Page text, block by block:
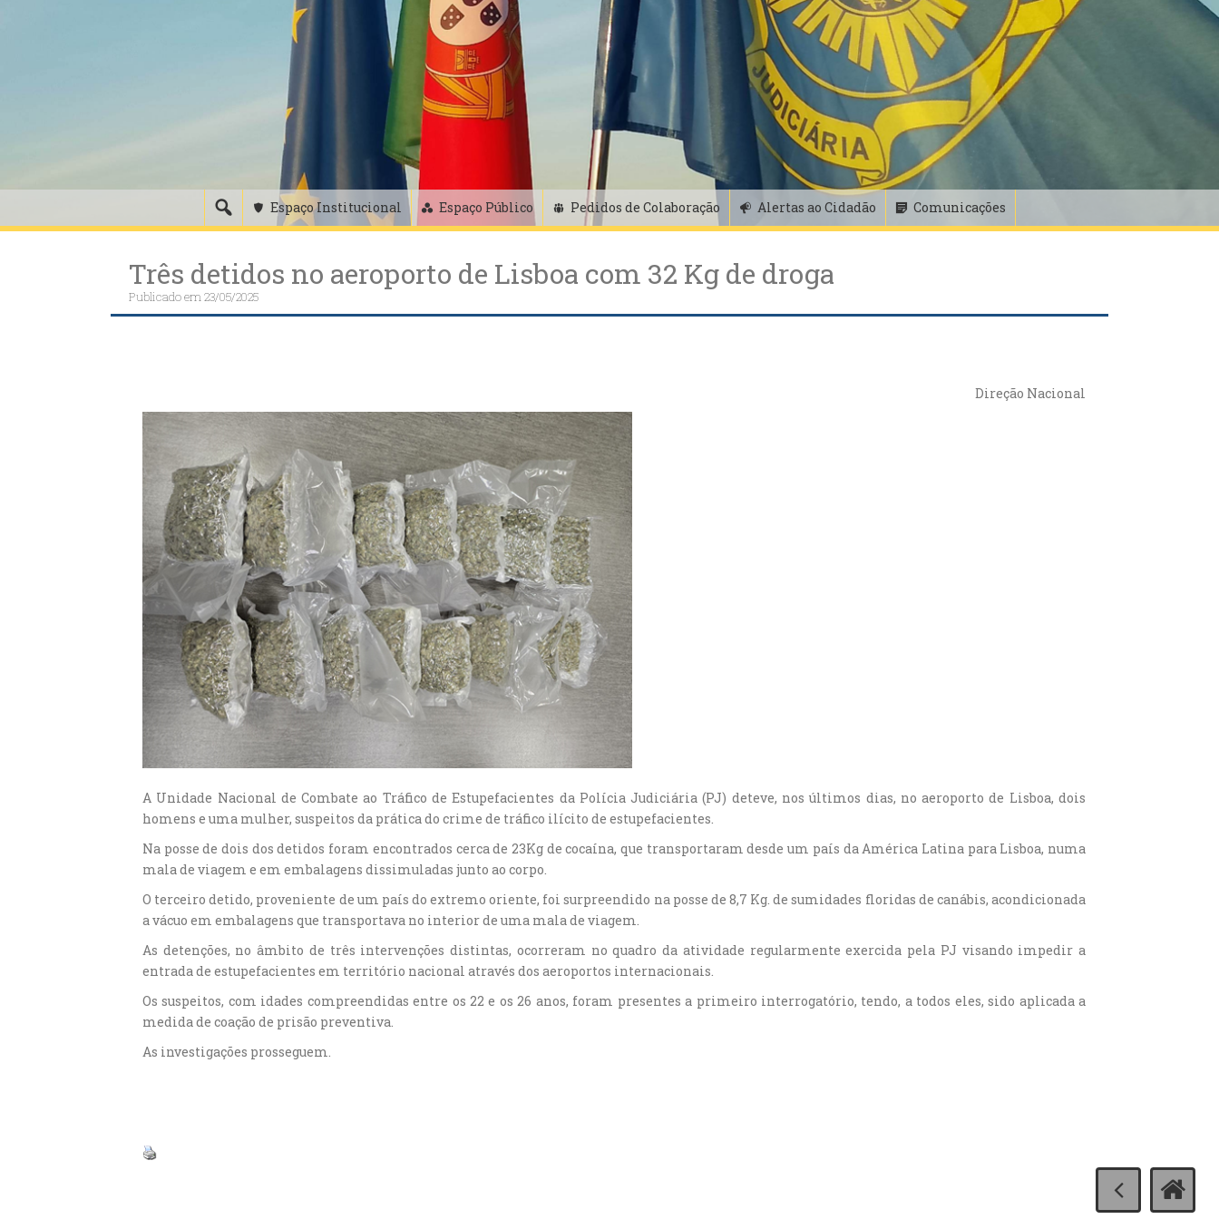
Espaço Institucional Espaço Público Pedidos de Colaboração Alertas ao Cidadão Comunicações
Três detidos no aeroporto de Lisboa com 32 Kg de droga
Publicado em23/05/2025
Direção Nacional
A Unidade Nacional de Combate ao Tráfico de Estupefacientes da Polícia Judiciária (PJ) deteve, nos últimos dias, no aeroporto de Lisboa, dois
homens e uma mulher, suspeitos da prática do crime de tráfico ilícito de estupefacientes.
Na posse de dois dos detidos foram encontrados cerca de 23Kg de cocaína, que transportaram desde um país da América Latina para Lisboa, numa
mala de viagem e em embalagens dissimuladas junto ao corpo.
O terceiro detido, proveniente de um país do extremo oriente, foi surpreendido na posse de 8,7 Kg. de sumidades floridas de canábis, acondicionada
a vácuo em embalagens que transportava no interior de uma mala de viagem.
As detenções, no âmbito de três intervenções distintas, ocorreram no quadro da atividade regularmente exercida pela PJ visando impedir a
entrada de estupefacientes em território nacional através dos aeroportos internacionais.
Os suspeitos, com idades compreendidas entre os 22 e os 26 anos, foram presentes a primeiro interrogatório, tendo, a todos eles, sido aplicada a
medida de coação de prisão preventiva.
As investigações prosseguem.